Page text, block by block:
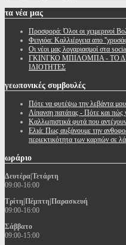
τα νέα μας
Προσφορά: Όλοι οι χειμερινοί
Φειγιόα: Καλλιέργεια απο
Oι νέοι μας λογαριασμοί στα
ΓΚΙΝΓΚΟ ΜΠΙΛΟΜΠΑ - ΤΟ
ΙΔΙΟΤΗΤΕΣ
γεωπονικές συμβουλές
Πότε να φυτέψω την λεβάντα
Λίπανση πατάτας - Πότε και πώς
Καλλωπιστικά φυτά που
Ελιά: Πως αυξάνουμε την
περιεκτικότητα των καρπών σε
ωράριο
Δευτέρα|Τετάρτη
09:00-16:00
Τρίτη|Πέμπτη|Παρασκευή
09:00-16:00
Σάββατο
09:00-15:00